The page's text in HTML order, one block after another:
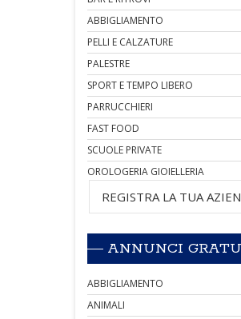
ABBIGLIAMENTO
PELLI E CALZATURE
PALESTRE
SPORT E TEMPO LIBERO
PARRUCCHIERI
FAST FOOD
SCUOLE PRIVATE
OROLOGERIA GIOIELLERIA
REGISTRA LA TUA
ANNUNCI
ABBIGLIAMENTO
ANIMALI